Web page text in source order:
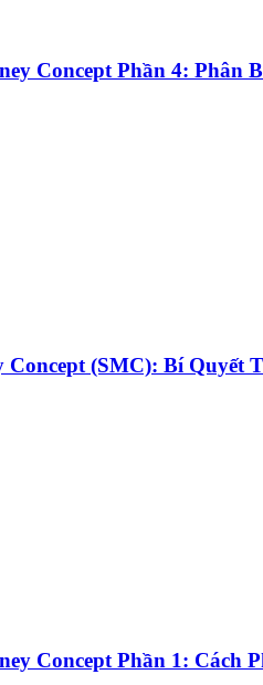
Concept Phần 4: Phân
(SMC): Bí Quyết
Concept Phần 1: Cách